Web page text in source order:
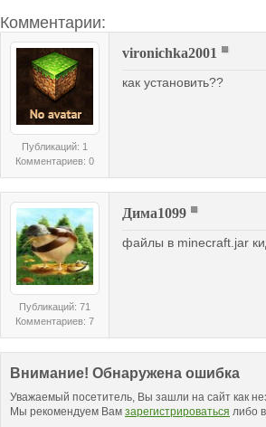
Комментарии:
Публикаций: 1
Комментариев: 0
vironichka2001
как установить??
Публикаций: 71
Комментариев: 7
Дима1099
файлы в minecraft.jar
Внимание! Обнаружена ошибка
Уважаемый посетитель, Вы зашли на сайт как
Мы рекомендуем Вам зарегистрироваться либо